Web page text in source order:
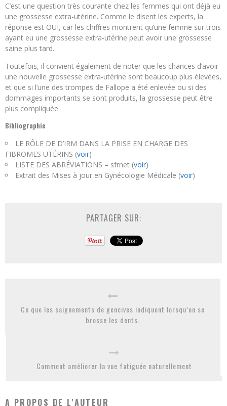
C’est une question très courante chez les femmes qui ont déjà eu
une grossesse extra-utérine. Comme le disent les experts, la
réponse est OUI, car les chiffres montrent qu’une femme sur trois
ayant eu une grossesse extra-utérine peut avoir une grossesse
saine plus tard.
Toutefois, il convient également de noter que les chances d’avoir
une nouvelle grossesse extra-utérine sont beaucoup plus élevées,
et que si l’une des trompes de Fallope a été enlevée ou si des
dommages importants se sont produits, la grossesse peut être
plus compliquée.
Bibliographie
LE RÔLE DE D’IRM DANS LA PRISE EN CHARGE DES
FIBROMES UTÉRINS (voir)
LISTE DES ABRÉVIATIONS – sfrnet (voir)
Extrait des Mises à jour en Gynécologie Médicale (voir)
PARTAGER SUR:
Ce que les saignements de gencives indiquent lorsqu’on se
brosse les dents.
Comment améliorer la vue fatiguée naturellement
A PROPOS DE L'AUTEUR